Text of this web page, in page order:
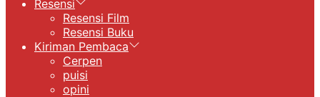
Resensi
Resensi Film
Resensi Buku
Kiriman Pembaca
Cerpen
puisi
opini